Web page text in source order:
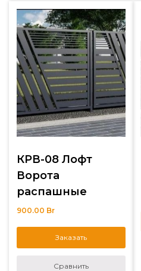
КРВ-08 Лофт
Ворота
распашные
900.00 Br
Заказать
Сравнить